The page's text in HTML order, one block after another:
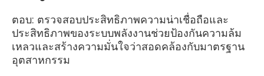
ตอบ: ตรวจสอบประสิทธิภาพความน่าเชื่อถือและ
ประสิทธิภาพของระบบพลังงานช่วยป้องกันความล้ม
เหลวและสร้างความมั่นใจว่าสอดคล้องกับมาตรฐาน
อุตสาหกรรม